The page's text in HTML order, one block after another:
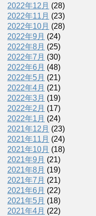
2022年12月 (28)
2022年11月 (23)
2022年10月 (28)
2022年9月 (24)
2022年8月 (25)
2022年7月 (30)
2022年6月 (48)
2022年5月 (21)
2022年4月 (21)
2022年3月 (19)
2022年2月 (17)
2022年1月 (24)
2021年12月 (23)
2021年11月 (24)
2021年10月 (18)
2021年9月 (21)
2021年8月 (19)
2021年7月 (21)
2021年6月 (22)
2021年5月 (18)
2021年4月 (22)